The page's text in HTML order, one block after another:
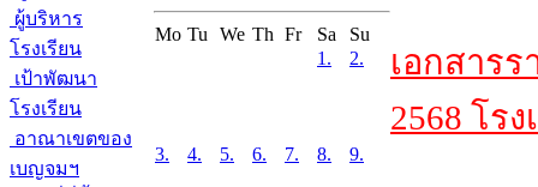
ผู้บริหาร
โรงเรียน
เป้าพัฒนา
โรงเรียน
อาณาเขตของ
เบญจมฯ
Mo Tu We Th Fr Sa
Su
1.
2.
3. 4. 5. 6. 7. 8. 9.
เอกสาร
2568 โร